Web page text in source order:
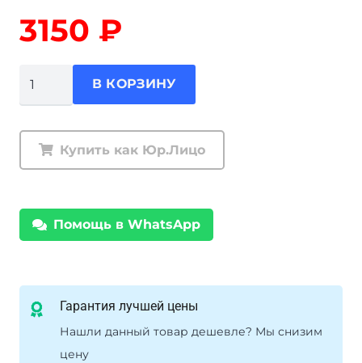
3150 ₽
стропа
100мм
2.4м
В КОРЗИНУ
Купить как Юр.Лицо
Помощь в WhatsApp
Гарантия лучшей цены
Нашли данный товар дешевле? Мы снизим
цену